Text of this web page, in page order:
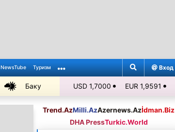
NewsTube Туризм Вход
Баку
+29℃
USD 1,7000 EUR 1,9591
Trend.AzMilli.AzAzernews.Azİdman.Biz
DHA PressTurkic.World